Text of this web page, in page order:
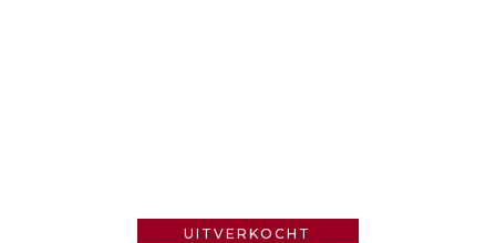
UITVERKOCHT